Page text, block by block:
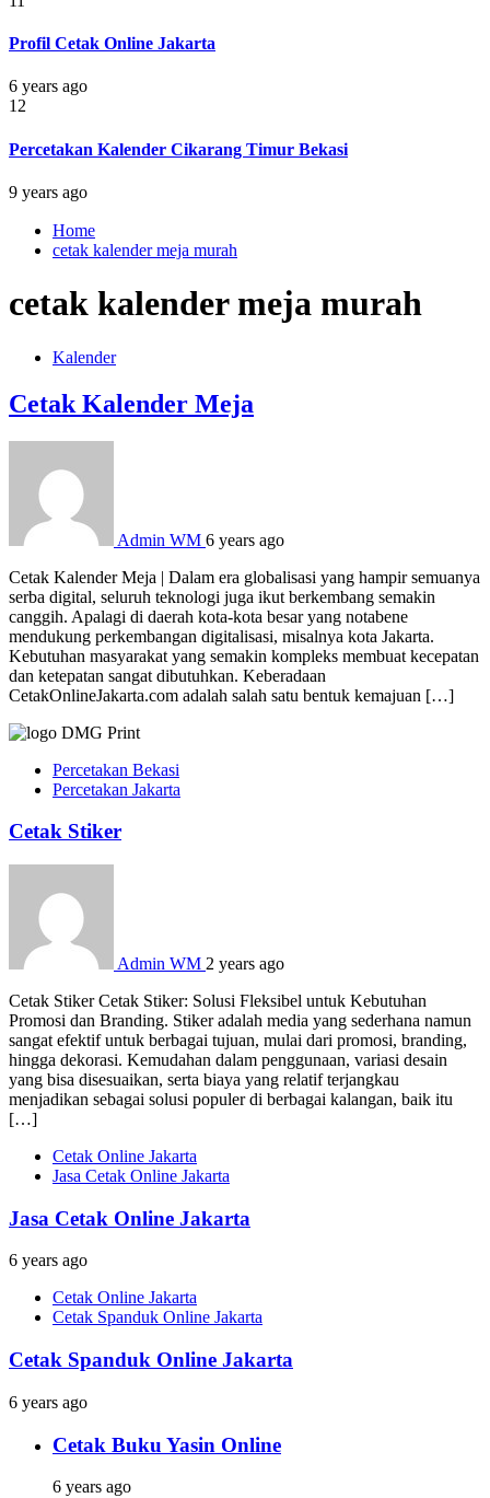
Profil Cetak Online Jakarta
6 years ago
12
Percetakan Kalender Cikarang Timur Bekasi
9 years ago
Home
cetak kalender meja murah
cetak kalender meja murah
Kalender
Cetak Kalender Meja
Admin WM 6 years ago
Cetak Kalender Meja | Dalam era globalisasi yang hampir semuanya
serba digital, seluruh teknologi juga ikut berkembang semakin
canggih. Apalagi di daerah kota-kota besar yang notabene
mendukung perkembangan digitalisasi, misalnya kota Jakarta.
Kebutuhan masyarakat yang semakin kompleks membuat kecepatan
dan ketepatan sangat dibutuhkan. Keberadaan
CetakOnlineJakarta.com adalah salah satu bentuk kemajuan […]
Percetakan Bekasi
Percetakan Jakarta
Cetak Stiker
Admin WM 2 years ago
Cetak Stiker Cetak Stiker: Solusi Fleksibel untuk Kebutuhan
Promosi dan Branding. Stiker adalah media yang sederhana namun
sangat efektif untuk berbagai tujuan, mulai dari promosi, branding,
hingga dekorasi. Kemudahan dalam penggunaan, variasi desain
yang bisa disesuaikan, serta biaya yang relatif terjangkau
menjadikan sebagai solusi populer di berbagai kalangan, baik itu
[…]
Cetak Online Jakarta
Jasa Cetak Online Jakarta
Jasa Cetak Online Jakarta
6 years ago
Cetak Online Jakarta
Cetak Spanduk Online Jakarta
Cetak Spanduk Online Jakarta
6 years ago
Cetak Buku Yasin Online
6 years ago